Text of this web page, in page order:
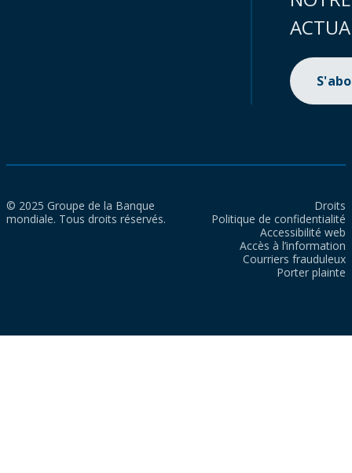
© 2025 Groupe de la Banque
mondiale. Tous droits réservés.
Droits
Politique de confidentialité
Accessibilité web
Accès à l’information
Courriers frauduleux
Porter plainte